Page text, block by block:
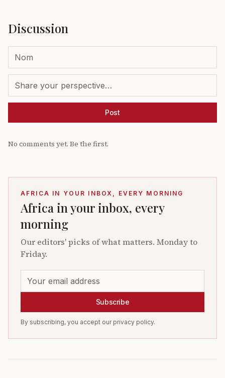
Discussion
Post
No comments yet. Be the first.
AFRICA IN YOUR INBOX, EVERY MORNING
Africa in your inbox, every
morning
Our editors' picks of what matters. Monday to
Friday.
Subscribe
By subscribing, you accept our privacy policy.